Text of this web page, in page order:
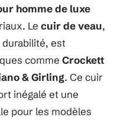
homme de luxe
Le cuir de veau,
est
comme Crockett
& Girling. Ce cuir
inégalé et une
pour les modèles